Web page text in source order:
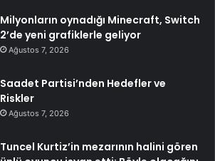
Milyonların oynadığı Minecraft, Switch
2’de yeni grafiklerle geliyor
Ağustos 7, 2026
Saadet Partisi’nden Hedefler ve
Riskler
Ağustos 7, 2026
Tuncel Kurtiz’in mezarının halini gören